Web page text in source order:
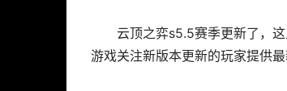
云顶之弈s5.5赛季更新了，
游戏关注新版本更新的玩家提供最